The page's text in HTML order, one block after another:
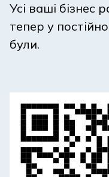
Усі ваші бізнес
тепер у
були.